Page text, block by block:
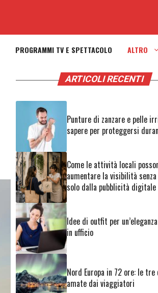
PROGRAMMI TV E SPETTACOLO ALTRO
ARTICOLI RECENTI
Punture di zanzare e pelle
sapere per proteggersi
Come le attività locali
aumentare la visibilità
solo dalla pubblicità digitale
Idee di outfit per
in ufficio
Nord Europa in 72 ore: le
amate dai viaggiatori